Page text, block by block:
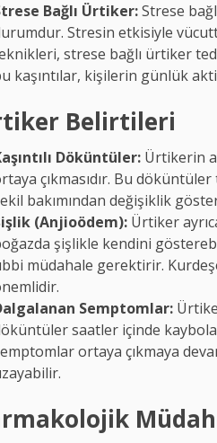
Bağlı Ürtiker:Strese
Stresin etkisiyle
strese bağlı ürtiker
kaşıntılar, kişilerin günlük
Belirtileri
Döküntüler: Ürtikerin
çıkmasıdır. Bu
bakımından değişiklik
(Anjioödem): Ürtiker
şişlikle kendini
müdahale gerektirir.
Semptomlar:
saatler içinde
ortaya çıkmaya